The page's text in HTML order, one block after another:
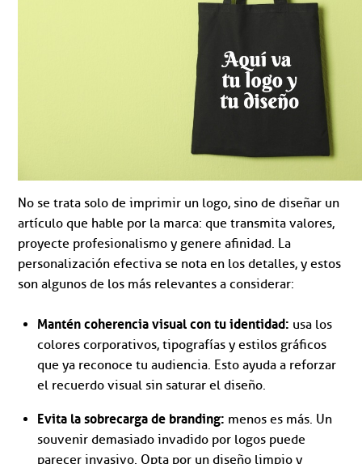
No se trata solo de imprimir un logo, sino de diseñar un
artículo que hable por la marca: que transmita valores,
proyecte profesionalismo y genere afinidad. La
personalización efectiva se nota en los detalles, y estos
son algunos de los más relevantes a considerar:
Mantén coherencia visual con tu identidad: usa los
colores corporativos, tipografías y estilos gráficos
que ya reconoce tu audiencia. Esto ayuda a reforzar
el recuerdo visual sin saturar el diseño.
Evita la sobrecarga de branding: menos es más. Un
souvenir demasiado invadido por logos puede
parecer invasivo. Opta por un diseño limpio y